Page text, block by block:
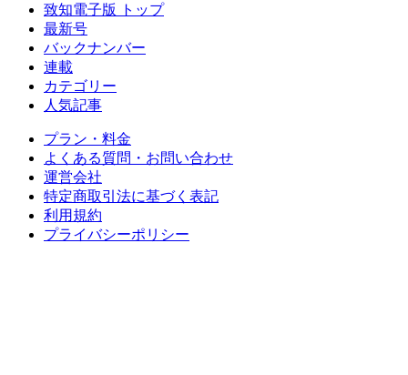
致知電子版 トップ
最新号
バックナンバー
連載
カテゴリー
人気記事
プラン・料金
よくある質問・お問い合わせ
運営会社
特定商取引法に基づく表記
利用規約
プライバシーポリシー